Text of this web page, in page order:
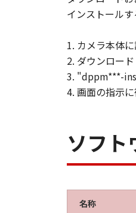
インストール
1. カメラ本体
2. ダウンロー
3. "dppm***-
4. 画面の指示に
ソフト
名称